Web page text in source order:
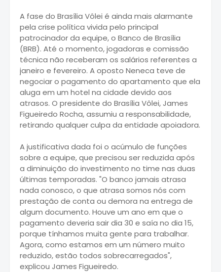
A fase do Brasília Vôlei é ainda mais alarmante
pela crise política vivida pelo principal
patrocinador da equipe, o Banco de Brasília
(BRB). Até o momento, jogadoras e comissão
técnica não receberam os salários referentes a
janeiro e fevereiro. A oposto Neneca teve de
negociar o pagamento do apartamento que ela
aluga em um hotel na cidade devido aos
atrasos. O presidente do Brasília Vôlei, James
Figueiredo Rocha, assumiu a responsabilidade,
retirando qualquer culpa da entidade apoiadora.
A justificativa dada foi o acúmulo de funções
sobre a equipe, que precisou ser reduzida após
a diminuição do investimento no time nas duas
últimas temporadas. "O banco jamais atrasa
nada conosco, o que atrasa somos nós com
prestação de conta ou demora na entrega de
algum documento. Houve um ano em que o
pagamento deveria sair dia 30 e saía no dia 15,
porque tínhamos muita gente para trabalhar.
Agora, como estamos em um número muito
reduzido, estão todos sobrecarregados",
explicou James Figueiredo.